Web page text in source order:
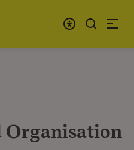
Organisation